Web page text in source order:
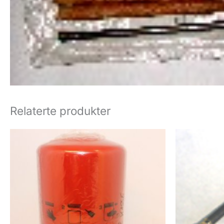
Relaterte produkter